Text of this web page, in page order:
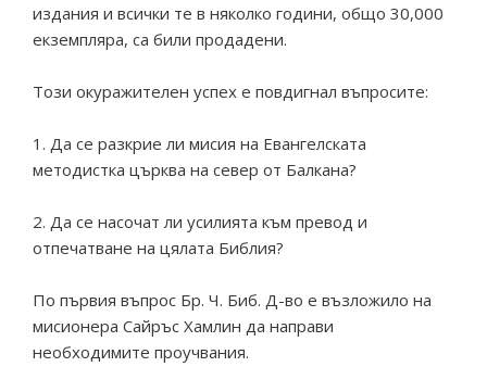
издания и всички те в няколко години, общо 30,000
екземпляра, са били продадени.
Този окуражителен успех е повдигнал въпросите:
1. Да се разкрие ли мисия на Евангелската
методистка църква на север от Балкана?
2. Да се насочат ли усилията към превод и
отпечатване на цялата Библия?
По първия въпрос Бр. Ч. Биб. Д-во е възложило на
мисионера Сайръс Хамлин да направи
необходимите проучвания.